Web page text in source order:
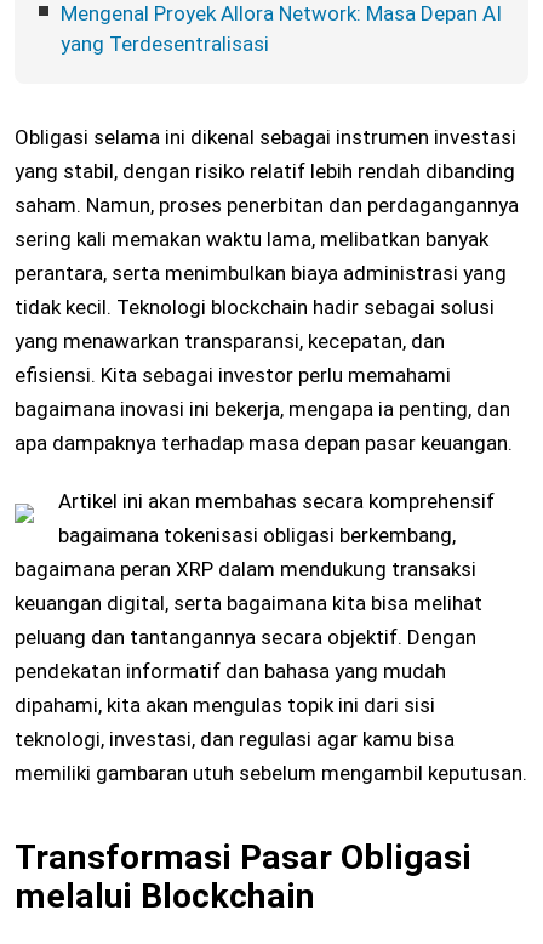
Mengenal Proyek Allora Network: Masa Depan AI
yang Terdesentralisasi
Obligasi selama ini dikenal sebagai instrumen investasi
yang stabil, dengan risiko relatif lebih rendah dibanding
saham. Namun, proses penerbitan dan perdagangannya
sering kali memakan waktu lama, melibatkan banyak
perantara, serta menimbulkan biaya administrasi yang
tidak kecil. Teknologi blockchain hadir sebagai solusi
yang menawarkan transparansi, kecepatan, dan
efisiensi. Kita sebagai investor perlu memahami
bagaimana inovasi ini bekerja, mengapa ia penting, dan
apa dampaknya terhadap masa depan pasar keuangan.
Artikel ini akan membahas secara komprehensif
bagaimana tokenisasi obligasi berkembang,
bagaimana peran XRP dalam mendukung transaksi
keuangan digital, serta bagaimana kita bisa melihat
peluang dan tantangannya secara objektif. Dengan
pendekatan informatif dan bahasa yang mudah
dipahami, kita akan mengulas topik ini dari sisi
teknologi, investasi, dan regulasi agar kamu bisa
memiliki gambaran utuh sebelum mengambil keputusan.
Transformasi Pasar Obligasi
melalui Blockchain